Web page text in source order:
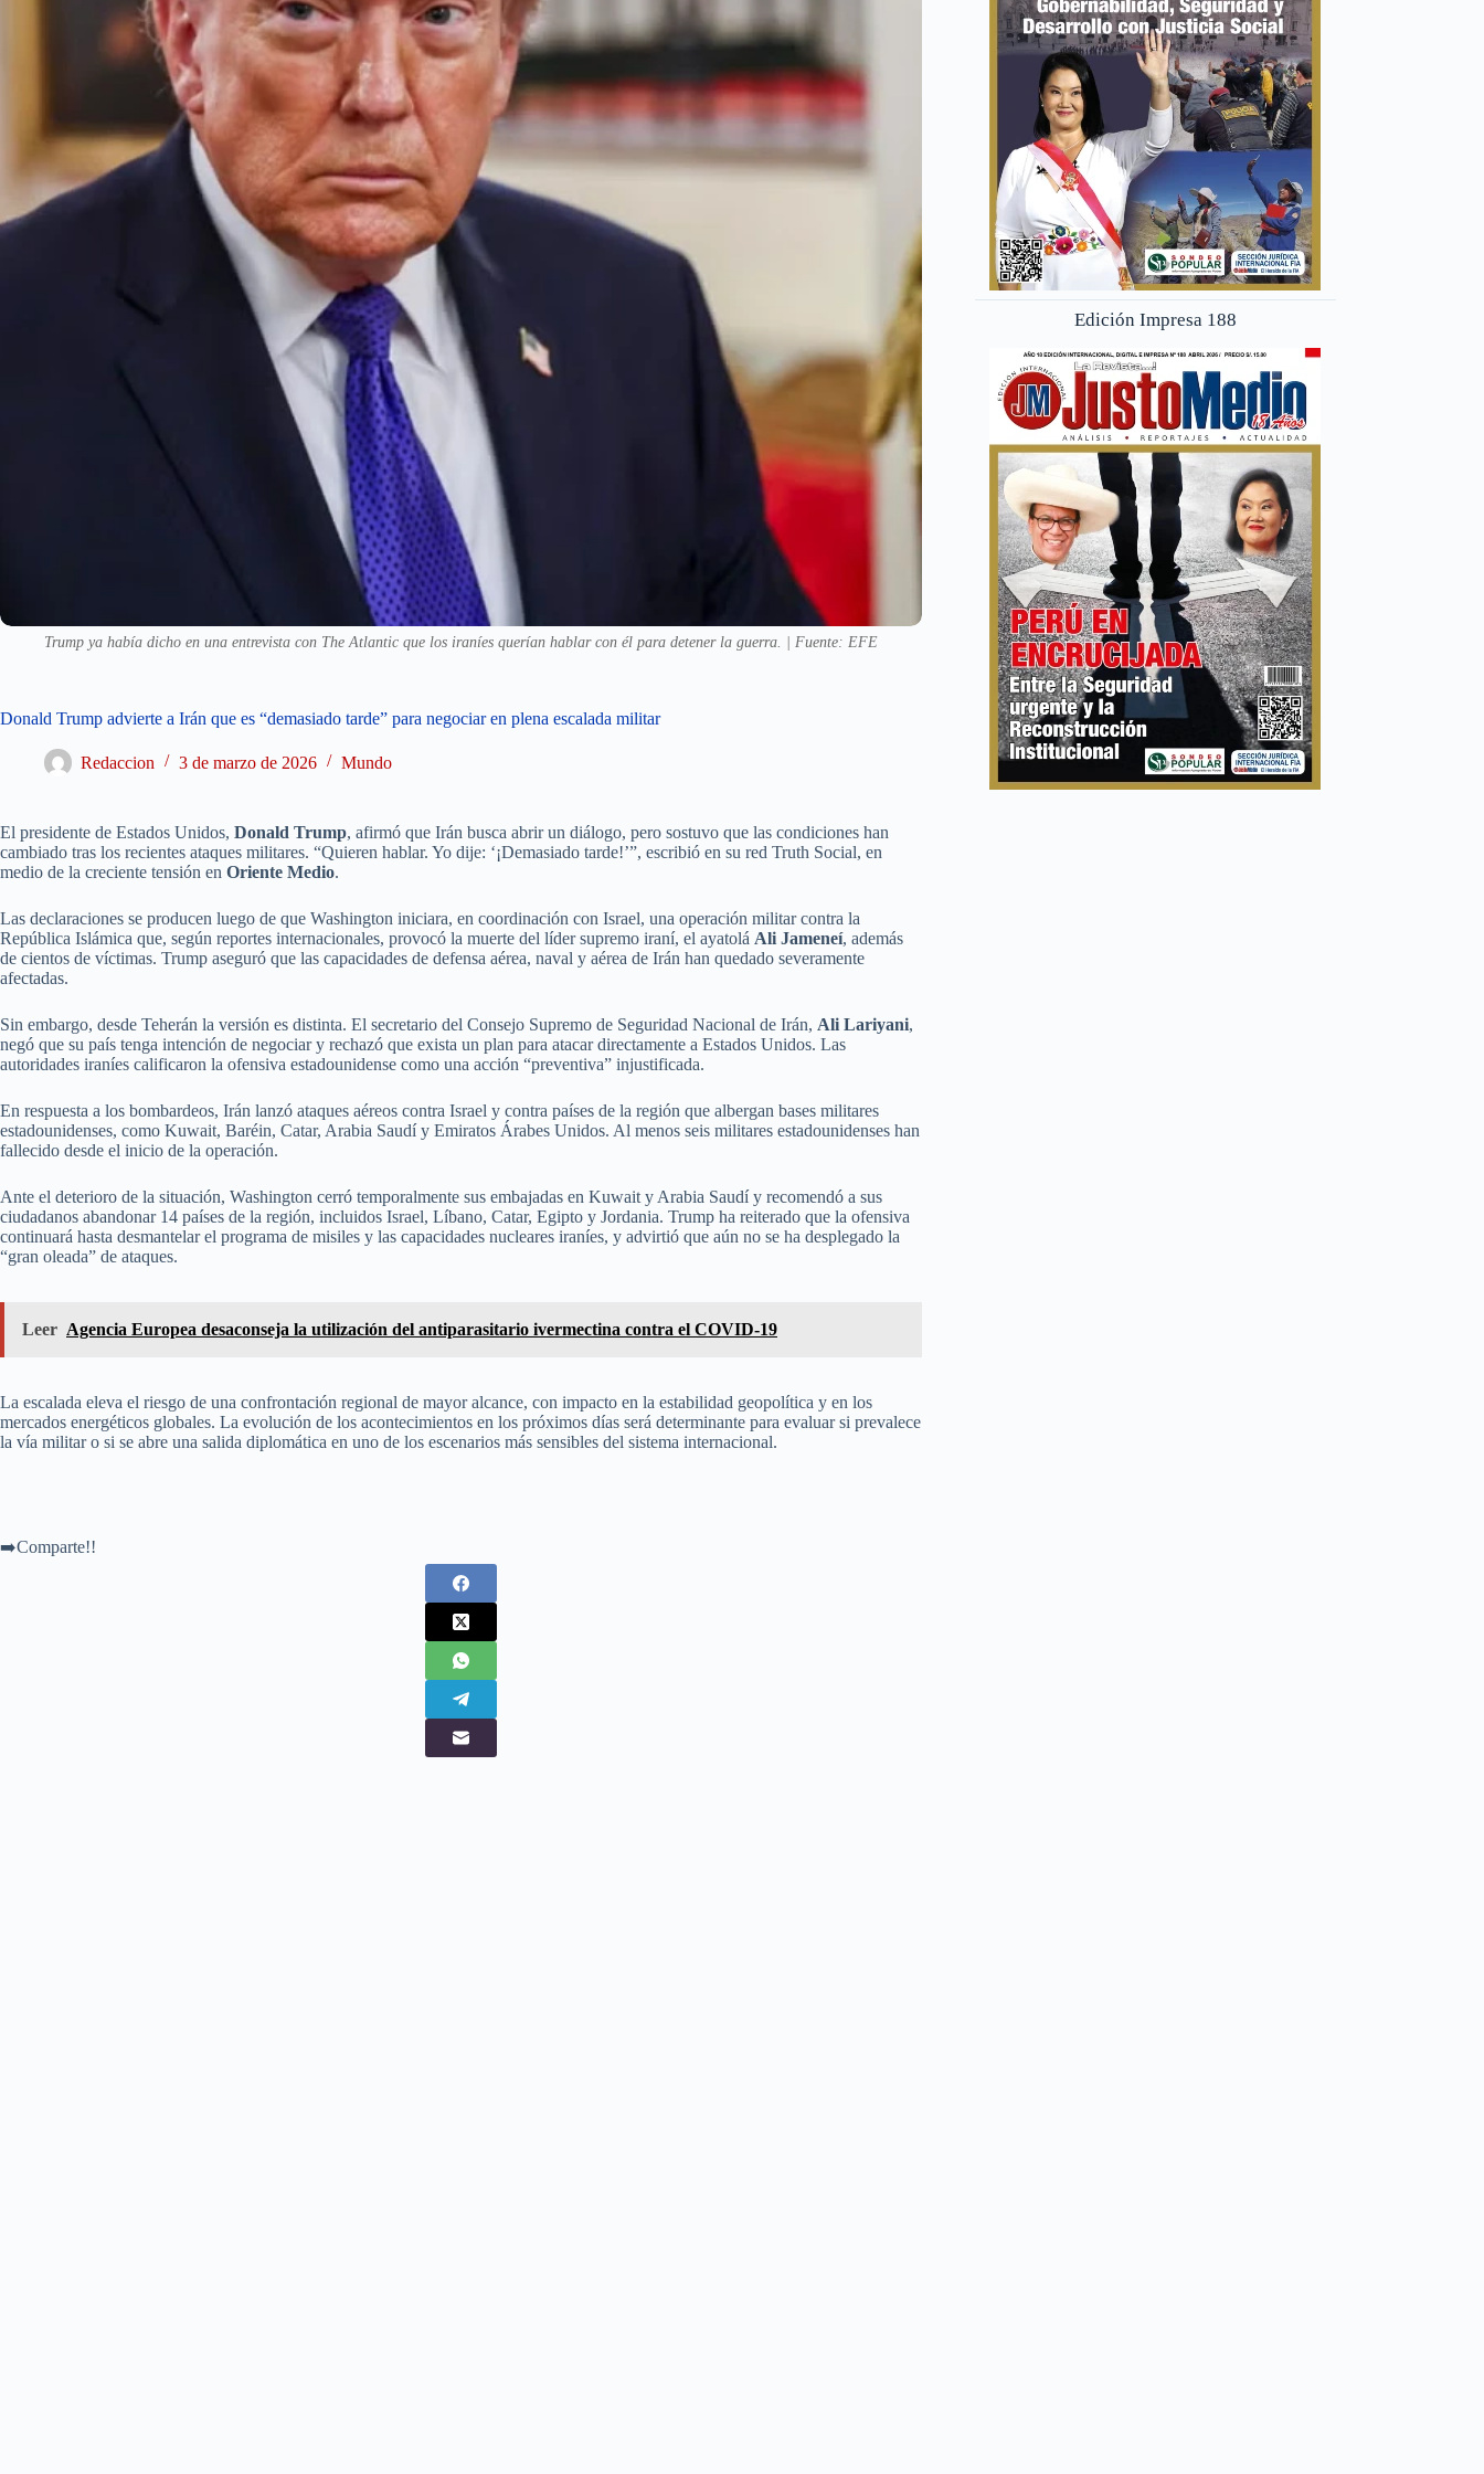
Trump ya había dicho en una entrevista con The Atlantic que los iraníes querían hablar con él para detener la guerra. | Fuente: EFE
Donald Trump advierte a Irán que es “demasiado tarde” para negociar en plena escalada militar
Redaccion 3 de marzo de 2026 Mundo
El presidente de Estados Unidos, Donald Trump, afirmó que Irán busca abrir un diálogo, pero sostuvo que las condiciones han
cambiado tras los recientes ataques militares. “Quieren hablar. Yo dije: ‘¡Demasiado tarde!’”, escribió en su red Truth Social, en
medio de la creciente tensión en Oriente Medio.
Las declaraciones se producen luego de que Washington iniciara, en coordinación con Israel, una operación militar contra la
República Islámica que, según reportes internacionales, provocó la muerte del líder supremo iraní, el ayatolá Ali Jameneí, además
de cientos de víctimas. Trump aseguró que las capacidades de defensa aérea, naval y aérea de Irán han quedado severamente
afectadas.
Sin embargo, desde Teherán la versión es distinta. El secretario del Consejo Supremo de Seguridad Nacional de Irán, Ali Lariyani,
negó que su país tenga intención de negociar y rechazó que exista un plan para atacar directamente a Estados Unidos. Las
autoridades iraníes calificaron la ofensiva estadounidense como una acción “preventiva” injustificada.
En respuesta a los bombardeos, Irán lanzó ataques aéreos contra Israel y contra países de la región que albergan bases militares
estadounidenses, como Kuwait, Baréin, Catar, Arabia Saudí y Emiratos Árabes Unidos. Al menos seis militares estadounidenses han
fallecido desde el inicio de la operación.
Ante el deterioro de la situación, Washington cerró temporalmente sus embajadas en Kuwait y Arabia Saudí y recomendó a sus
ciudadanos abandonar 14 países de la región, incluidos Israel, Líbano, Catar, Egipto y Jordania. Trump ha reiterado que la ofensiva
continuará hasta desmantelar el programa de misiles y las capacidades nucleares iraníes, y advirtió que aún no se ha desplegado la
“gran oleada” de ataques.
Leer Agencia Europea desaconseja la utilización del antiparasitario ivermectina contra el COVID-19
La escalada eleva el riesgo de una confrontación regional de mayor alcance, con impacto en la estabilidad geopolítica y en los
mercados energéticos globales. La evolución de los acontecimientos en los próximos días será determinante para evaluar si prevalece
la vía militar o si se abre una salida diplomática en uno de los escenarios más sensibles del sistema internacional.
➡️Comparte!!
Edición Impresa 188